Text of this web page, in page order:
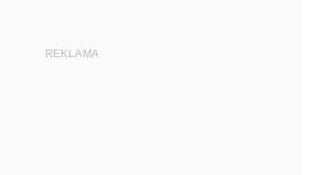
REKLAMA